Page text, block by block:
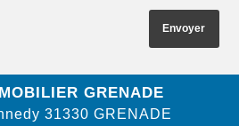
GRENADE
31330 GRENADE